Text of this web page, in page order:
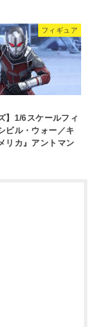
フィギュア
】1/6スケールフィ
ビル・ウォー／キ
リカ』アントマン